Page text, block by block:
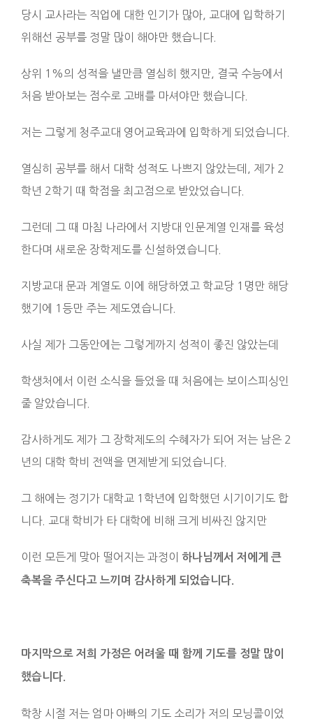
당시 교사라는 직업에 대한 인기가 많아, 교대에 입학하기
위해선 공부를 정말 많이 해야만 했습니다.
상위 1%의 성적을 낼만큼 열심히 했지만, 결국 수능에서
처음 받아보는 점수로 고배를 마셔야만 했습니다.
저는 그렇게 청주교대 영어교육과에 입학하게 되었습니다.
열심히 공부를 해서 대학 성적도 나쁘지 않았는데, 제가 2
학년 2학기 때 학점을 최고점으로 받았었습니다.
그런데 그 때 마침 나라에서 지방대 인문계열 인재를 육성
한다며 새로운 장학제도를 신설하였습니다.
지방교대 문과 계열도 이에 해당하였고 학교당 1명만 해당
했기에 1등만 주는 제도였습니다.
사실 제가 그동안에는 그렇게까지 성적이 좋진 않았는데
학생처에서 이런 소식을 들었을 때 처음에는 보이스피싱인
줄 알았습니다.
감사하게도 제가 그 장학제도의 수혜자가 되어 저는 남은 2
년의 대학 학비 전액을 면제받게 되었습니다.
그 해에는 정기가 대학교 1학년에 입학했던 시기이기도 합
니다. 교대 학비가 타 대학에 비해 크게 비싸진 않지만
이런 모든게 맞아 떨어지는 과정이 하나님께서 저에게 큰
축복을 주신다고 느끼며 감사하게 되었습니다.
마지막으로 저희 가정은 어려울 때 함께 기도를 정말 많이
했습니다.
학창 시절 저는 엄마 아빠의 기도 소리가 저의 모닝콜이었